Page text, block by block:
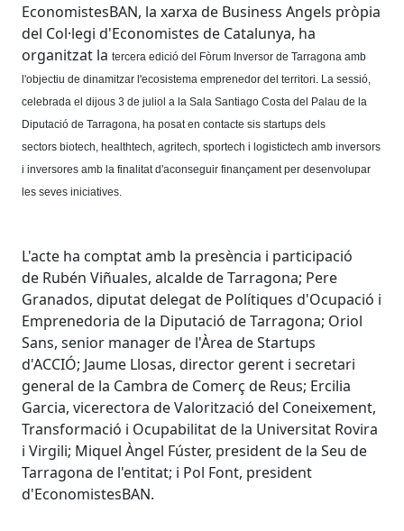
EconomistesBAN, la xarxa de Business Angels pròpia
del Col·legi d'Economistes de Catalunya, ha
organitzat la tercera edició del Fòrum Inversor de Tarragona amb
l'objectiu de dinamitzar l'ecosistema emprenedor del territori. La sessió,
celebrada el dijous 3 de juliol a la Sala Santiago Costa del Palau de la
Diputació de Tarragona, ha posat en contacte sis startups dels
sectors biotech, healthtech, agritech, sportech i logistictech amb inversors
i inversores amb la finalitat d'aconseguir finançament per desenvolupar
les seves iniciatives.
L'acte ha comptat amb la presència i participació
de Rubén Viñuales, alcalde de Tarragona; Pere
Granados, diputat delegat de Polítiques d'Ocupació i
Emprenedoria de la Diputació de Tarragona; Oriol
Sans, senior manager de l'Àrea de Startups
d'ACCIÓ; Jaume Llosas, director gerent i secretari
general de la Cambra de Comerç de Reus; Ercilia
Garcia, vicerectora de Valorització del Coneixement,
Transformació i Ocupabilitat de la Universitat Rovira
i Virgili; Miquel Àngel Fúster, president de la Seu de
Tarragona de l'entitat; i Pol Font, president
d'EconomistesBAN.